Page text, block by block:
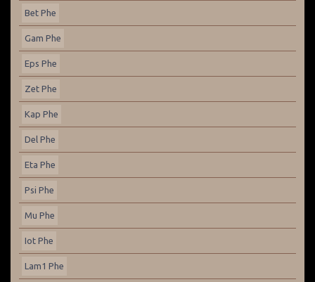
Bet Phe
Gam Phe
Eps Phe
Zet Phe
Kap Phe
Del Phe
Eta Phe
Psi Phe
Mu Phe
Iot Phe
Lam1 Phe